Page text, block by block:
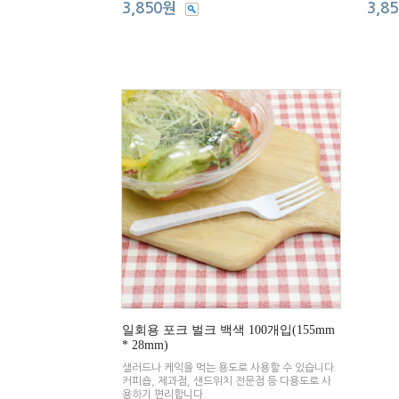
3,850원
일회용 포크 벌크 백색 100개입(155mm
* 28mm)
샐러드나 케익을 먹는 용도로 사용할 수 있습니다.
커피숍, 제과점, 샌드위치 전문점 등 다용도로 사
용하기 편리합니다.